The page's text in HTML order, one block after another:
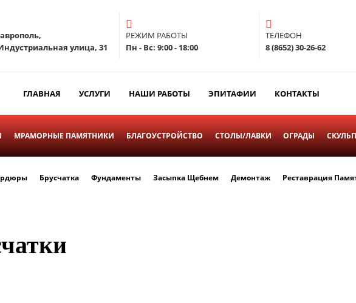
улица, 31
РЕЖИМ РАБОТЫ
Пн - Вс: 9:00 - 18:00
ТЕЛЕФОН
8 (8652) 30-26-62
ГЛАВНАЯ УСЛУГИ НАШИ РАБОТЫ ЭПИТАФИИ КОНТАКТЫ
МРАМОРНЫЕ ПАМЯТНИКИ БЛАГОУСТРОЙСТВО СТОЛЫ/ЛАВКИ ОГРАДЫ
Брусчатка Фундаменты Засыпка Щебнем Демонтаж Реставрация